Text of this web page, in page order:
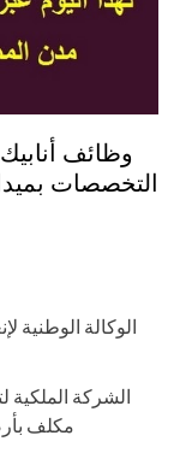
التخصصات
مكلف بأرضية